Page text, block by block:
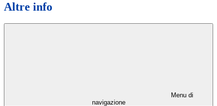
Altre info
Menu di
navigazione